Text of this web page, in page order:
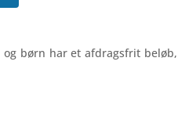
børn har et afdragsfrit beløb,